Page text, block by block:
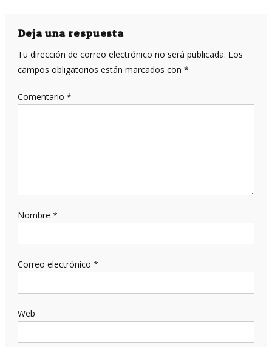
entradas
Deja una respuesta
Tu dirección de correo electrónico no será publicada. Los
campos obligatorios están marcados con *
Comentario *
Nombre *
Correo electrónico *
Web